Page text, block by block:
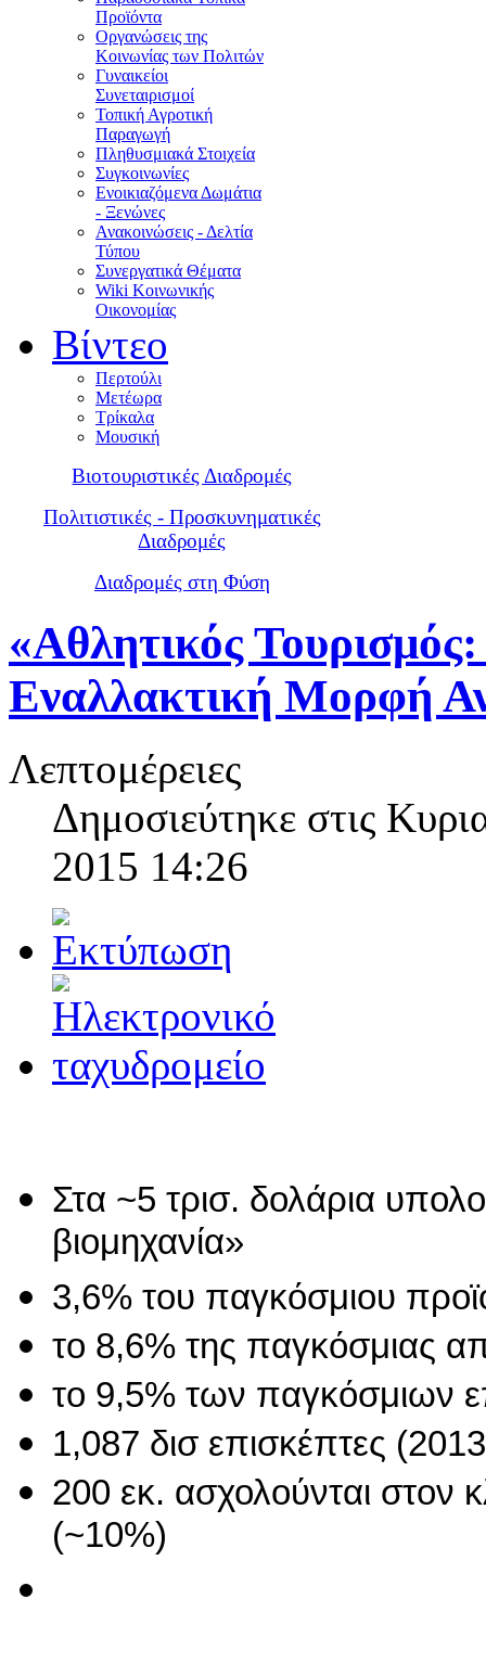
Προϊόντα
Οργανώσεις της
Κοινωνίας των Πολιτών
Γυναικείοι
Συνεταιρισμοί
Τοπική Αγροτική
Παραγωγή
Πληθυσμιακά Στοιχεία
Συγκοινωνίες
Ενοικιαζόμενα Δωμάτια
- Ξενώνες
Ανακοινώσεις - Δελτία
Τύπου
Συνεργατικά Θέματα
Wiki Κοινωνικής
Οικονομίας
Βίντεο
Περτούλι
Μετέωρα
Τρίκαλα
Μουσική
Βιοτουριστικές Διαδρομές
Πολιτιστικές - Προσκυνηματικές
Διαδρομές
Διαδρομές στη Φύση
«Αθλητικός
Εναλλακτική Μορφή
Λεπτομέρειες
Δημοσιεύτηκε στις
2015 14:26
Στα ~5 τρισ. δολάρια
βιομηχανία»
3,6% του παγκόσμιου
το 8,6% της παγκόσμιας
το 9,5% των παγκόσμιων
1,087 δισ επισκέπτες
200 εκ. ασχολούνται στον
(~10%)